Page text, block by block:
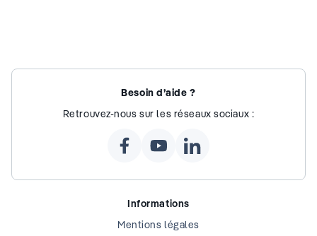
Besoin d’aide ?
Retrouvez-nous sur les réseaux sociaux :
Informations
Mentions légales